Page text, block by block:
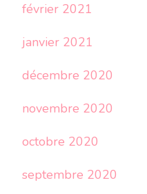
février 2021
janvier 2021
décembre 2020
novembre 2020
octobre 2020
septembre 2020